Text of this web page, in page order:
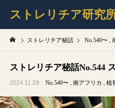
ストレリチア研究
ストレリチア秘話 No.540〜
ストレリチア秘話No.544
2024.11.29 No.540〜 南アフリカ 植